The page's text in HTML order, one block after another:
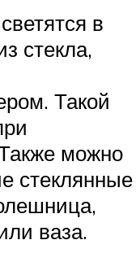
в
стекла,
Такой
можно
стеклянные
ваза.